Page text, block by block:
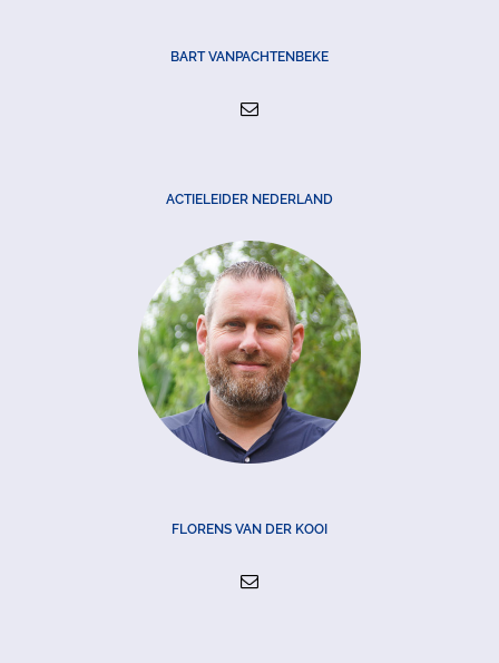
BART VANPACHTENBEKE
ACTIELEIDER NEDERLAND
FLORENS VAN DER KOOI